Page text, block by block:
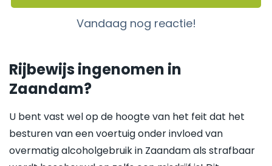
vandaag nog reactie!
Rijbewijs ingenomen in
Zaandam?
U bent vast wel op de hoogte van het feit dat het
besturen van een voertuig onder invloed van
overmatig alcoholgebruik in Zaandam als strafbaar